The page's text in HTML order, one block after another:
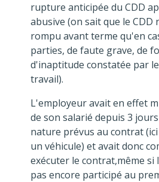
rupture anticipée du CDD
abusive (on sait que le CDD
rompu avant terme qu'en
parties, de faute grave, de
d'inaptitude constatée par
travail).
L'employeur avait en effet
de son salarié depuis 3
nature prévus au contrat
un véhicule) et avait donc
exécuter le contrat,même
pas encore participé au